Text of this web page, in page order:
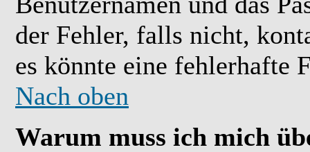
der Fehler, falls nicht,
es könnte eine fehlerhafte
Nach oben
Warum muss ich mich